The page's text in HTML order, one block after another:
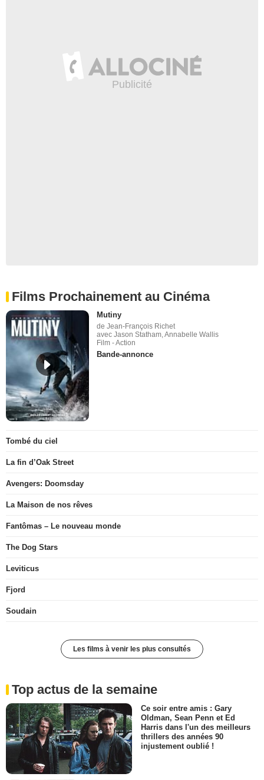
Films Prochainement au Cinéma
Mutiny
de Jean-François Richet
avec Jason Statham, Annabelle Wallis
Film - Action
Bande-annonce
Tombé du ciel
La fin d’Oak Street
Avengers: Doomsday
La Maison de nos rêves
Fantômas – Le nouveau monde
The Dog Stars
Leviticus
Fjord
Soudain
Les films à venir les plus consultés
Top actus de la semaine
Ce soir entre amis : Gary
Oldman, Sean Penn et Ed
Harris dans l'un des meilleurs
thrillers des années 90
injustement oublié !